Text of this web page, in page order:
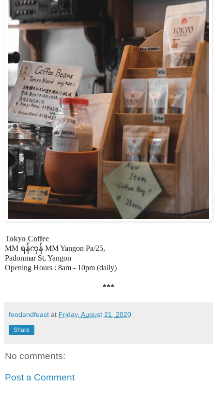
Tokyo Coffee
MM ရန်ကုန် MM Yangon Pa/25,
Padonmar St, Yangon
Opening Hours : 8am - 10pm (daily)
***
foodandfeast at Friday, August 21, 2020
Share
No comments:
Post a Comment